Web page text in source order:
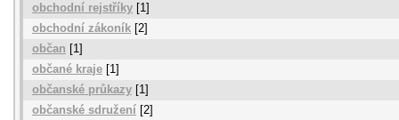
obchodní rejstříky [1]
obchodní zákoník [2]
občan [1]
občané kraje [1]
občanské průkazy [1]
občanské sdružení [2]